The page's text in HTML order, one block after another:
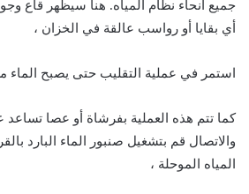
جميع أنحاء نظام المياه. هنا سيظهر قاع
أي بقايا أو رواسب عالقة في الخزان ،
استمر في عملية التقليب حتى يصبح الماء
كما تتم هذه العملية بفرشاة أو عصا تساعد
والاتصال قم بتشغيل صنبور الماء البارد
المياه الموحلة ،